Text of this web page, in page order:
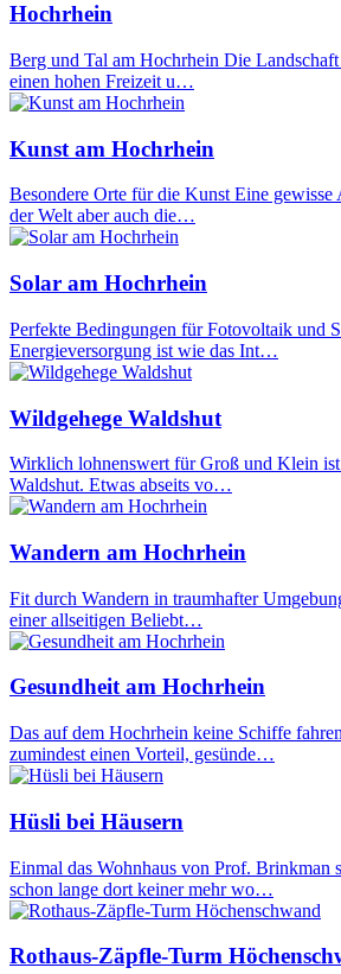
Hochrhein
Berg und Tal am Hochrhein Die
einen hohen Freizeit u…
Kunst am Hochrhein
Besondere Orte für die Kunst Eine gewisse
der Welt aber auch die…
Solar am Hochrhein
Perfekte Bedingungen für Fotovoltaik und
Energieversorgung ist wie das Int…
Wildgehege Waldshut
Wirklich lohnenswert für Groß und Klein ist
Waldshut. Etwas abseits vo…
Wandern am Hochrhein
Fit durch Wandern in traumhafter
einer allseitigen Beliebt…
Gesundheit am Hochrhein
Das auf dem Hochrhein keine Schiffe
zumindest einen Vorteil, gesünde…
Hüsli bei Häusern
Einmal das Wohnhaus von Prof. Brinkman
schon lange dort keiner mehr wo…
Rothaus-Zäpfle-Turm